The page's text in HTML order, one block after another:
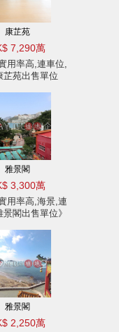
康芷苑
7,290萬
用率高,連車位,
芷苑出售單位
雅景閣
3,300萬
用率高,海景,連
閣出售單位》
雅景閣
2,250萬